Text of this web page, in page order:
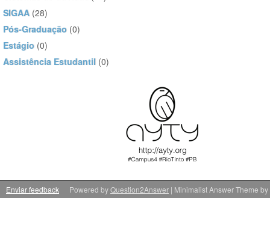
SIGAA (28)
Pós-Graduação (0)
Estágio (0)
Assistência Estudantil (0)
Enviar feedback | Minimalist Answer Theme by
Powered byQuestion2Answer